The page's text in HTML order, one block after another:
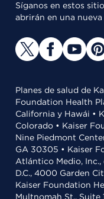
Síganos en estos
abrirán en una
Planes de salud de
Foundation Health
California y Hawái •
Colorado • Kaiser
Nine Piedmont
GA 30305 • Kaiser
Atlántico Medio,
D.C., 4000 Garden
Kaiser Foundation
Multnomah St., Suite